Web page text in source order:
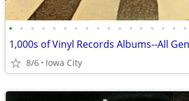
• • • • • • • • • • • • • • • • •
1,000s of Vinyl Records Albums--All
8/6 Iowa City